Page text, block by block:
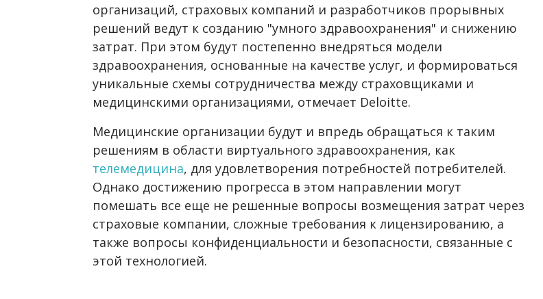
организаций, страховых компаний и разработчиков прорывных
решений ведут к созданию "умного здравоохранения" и снижению
затрат. При этом будут постепенно внедряться модели
здравоохранения, основанные на качестве услуг, и формироваться
уникальные схемы сотрудничества между страховщиками и
медицинскими организациями, отмечает Deloitte.
Медицинские организации будут и впредь обращаться к таким
решениям в области виртуального здравоохранения, как
телемедицина, для удовлетворения потребностей потребителей.
Однако достижению прогресса в этом направлении могут
помешать все еще не решенные вопросы возмещения затрат через
страховые компании, сложные требования к лицензированию, а
также вопросы конфиденциальности и безопасности, связанные с
этой технологией.